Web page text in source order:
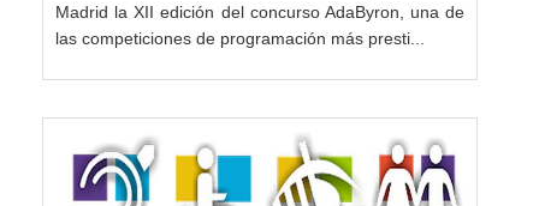
Madrid la XII edición del concurso AdaByron, una de
las competiciones de programación más presti...